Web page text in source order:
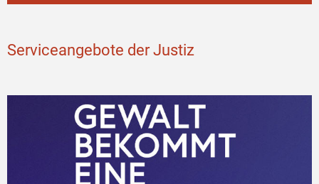
Serviceangebote der Justiz